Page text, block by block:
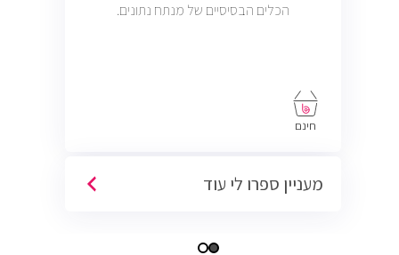
הכלים הבסיסיים של מנתח נתונים.
חינם
מעניין ספרו לי עוד